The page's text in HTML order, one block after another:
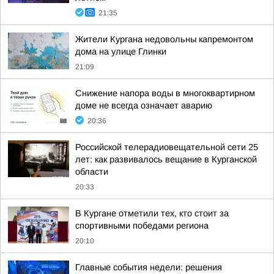
21:35
Жители Кургана недовольны капремонтом
дома на улице Глинки
21:09
Снижение напора воды в многоквартирном
доме не всегда означает аварию
20:36
Российской телерадиовещательной сети 25
лет: как развивалось вещание в Курганской
области
20:33
В Кургане отметили тех, кто стоит за
спортивными победами региона
20:10
Главные события недели: решения